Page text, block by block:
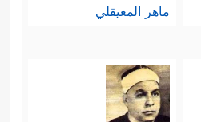
ماهر المعيقلي